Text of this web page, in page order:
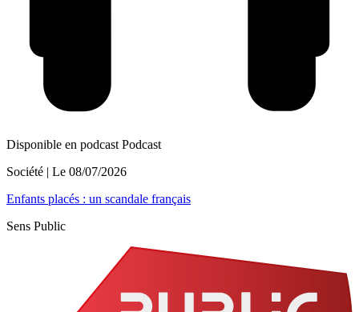
Disponible en podcast Podcast
Société | Le 08/07/2026
Enfants placés : un scandale français
Sens Public